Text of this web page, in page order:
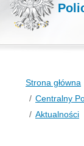
Strona główna
Centralny
Aktualności